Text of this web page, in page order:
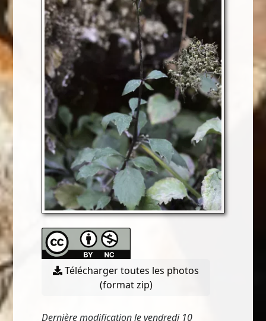
Télécharger toutes les photos
(format zip)
Dernière modification le vendredi 10